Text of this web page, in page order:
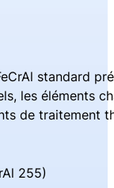
standard
les éléments
de traitement
255)